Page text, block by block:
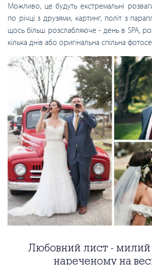
Можливо, це будуть екстремальні
по річці з друзями, картинг, політ з
щось більш розслабляюче - день в SPA,
кілька днів або оригінальна спільна
Любовний лист -
нареченому на